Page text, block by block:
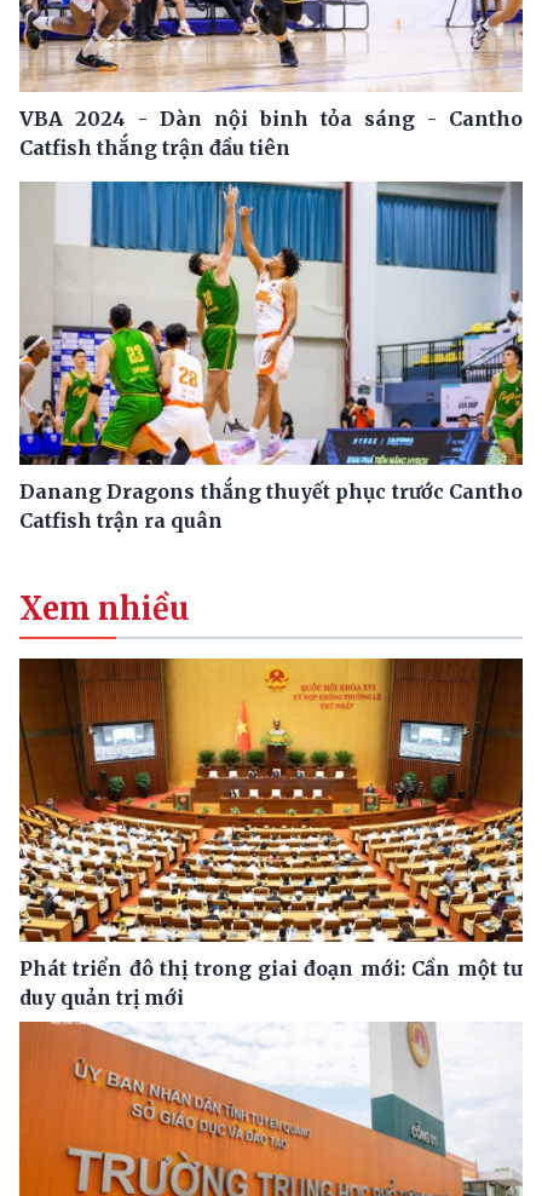
VBA 2024 - Dàn nội binh tỏa sáng - Cantho
Catfish thắng trận đầu tiên
Danang Dragons thắng thuyết phục trước Cantho
Catfish trận ra quân
Xem nhiều
Phát triển đô thị trong giai đoạn mới: Cần một tư
duy quản trị mới